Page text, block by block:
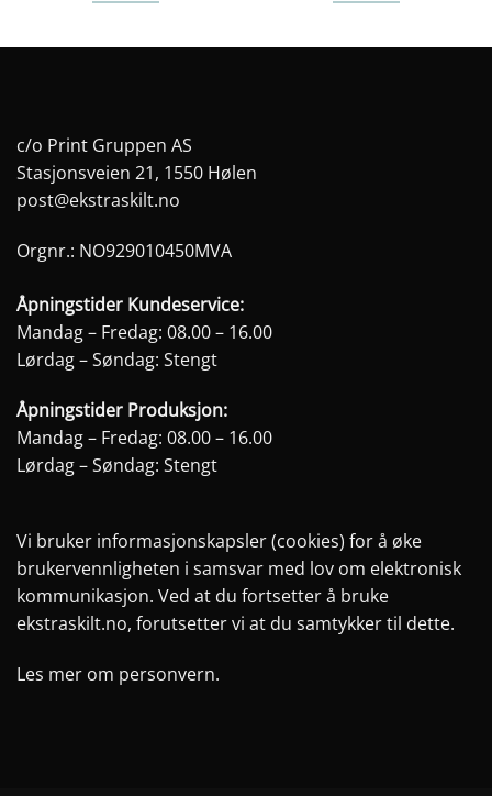
kan
velges
på
c/o Print Gruppen AS
Stasjonsveien 21, 1550 Hølen
post@ekstraskilt.no
Orgnr.: NO929010450MVA
Åpningstider Kundeservice:
Mandag – Fredag: 08.00 – 16.00
Lørdag – Søndag: Stengt
Åpningstider Produksjon:
Mandag – Fredag: 08.00 – 16.00
Lørdag – Søndag: Stengt
Vi bruker informasjonskapsler (cookies) for å øke
brukervennligheten i samsvar med lov om elektronisk
kommunikasjon. Ved at du fortsetter å bruke
ekstraskilt.no, forutsetter vi at du samtykker til dette.
Les mer om personvern.